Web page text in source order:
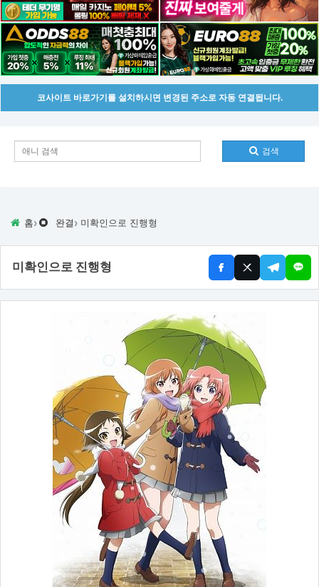
코사이트 바로가기를 설치하시면 변경된 주소로 자동 연결됩니다.
검색
홈› 완결 › 미확인으로 진행형
미확인으로 진행형